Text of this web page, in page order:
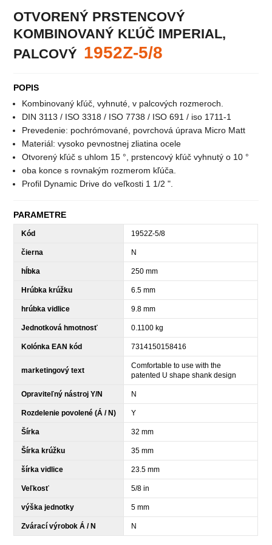
OTVORENÝ PRSTENCOVÝ
KOMBINOVANÝ KĽÚČ IMPERIAL,
PALCOVÝ 1952Z-5/8
POPIS
Kombinovaný kľúč, vyhnuté, v palcových rozmeroch.
DIN 3113 / ISO 3318 / ISO 7738 / ISO 691 / iso 1711-1
Prevedenie: pochrómované, povrchová úprava Micro Matt
Materiál: vysoko pevnostnej zliatina ocele
Otvorený kľúč s uhlom 15 °, prstencový kľúč vyhnutý o 10 °
oba konce s rovnakým rozmerom kľúča.
Profil Dynamic Drive do veľkosti 1 1/2 ".
PARAMETRE
Kód 1952Z-5/8
čierna N
hĺbka 250 mm
Hrúbka krúžku 6.5 mm
hrúbka vidlice 9.8 mm
Jednotková hmotnosť 0.1100 kg
Kolónka EAN kód 7314150158416
marketingový text
Comfortable to use with the
patented U shape shank design
Opraviteľný nástroj Y/N N
Rozdelenie povolené (Á / N) Y
Šírka 32 mm
Šírka krúžku 35 mm
šírka vidlice 23.5 mm
Veľkosť 5/8 in
výška jednotky 5 mm
Zvárací výrobok Á / N N